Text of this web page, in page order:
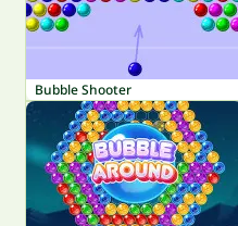
Bubble Shooter